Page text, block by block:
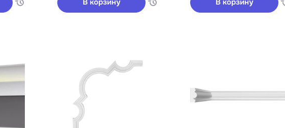
В корзину В корзину